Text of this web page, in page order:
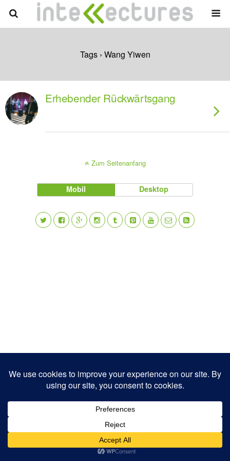
Tags › Wang Yiwen
Erhebender Rückwärtsgang
Zum Seitenanfang
Mobil Desktop